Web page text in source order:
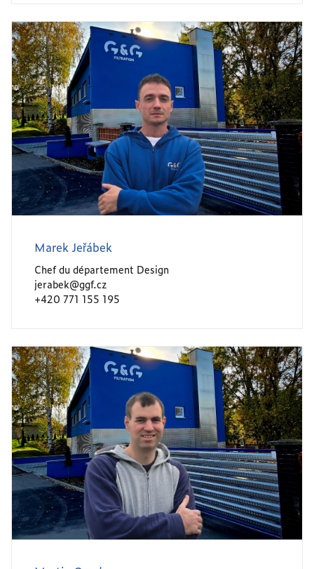
Marek Jeřábek
Chef du département Design
jerabek@ggf.cz
+420 771 155 195